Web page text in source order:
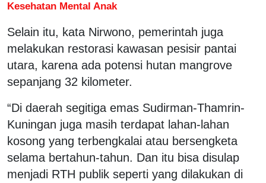
Kesehatan Mental Anak
Selain itu, kata Nirwono, pemerintah juga
melakukan restorasi kawasan pesisir pantai
utara, karena ada potensi hutan mangrove
sepanjang 32 kilometer.
“Di daerah segitiga emas Sudirman-Thamrin-
Kuningan juga masih terdapat lahan-lahan
kosong yang terbengkalai atau bersengketa
selama bertahun-tahun. Dan itu bisa disulap
menjadi RTH publik seperti yang dilakukan di